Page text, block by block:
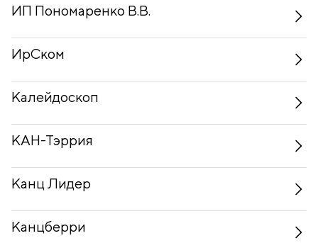
ИП Пономаренко В.В.
ИрСком
Калейдоскоп
КАН-Тэррия
Канц Лидер
Канцберри